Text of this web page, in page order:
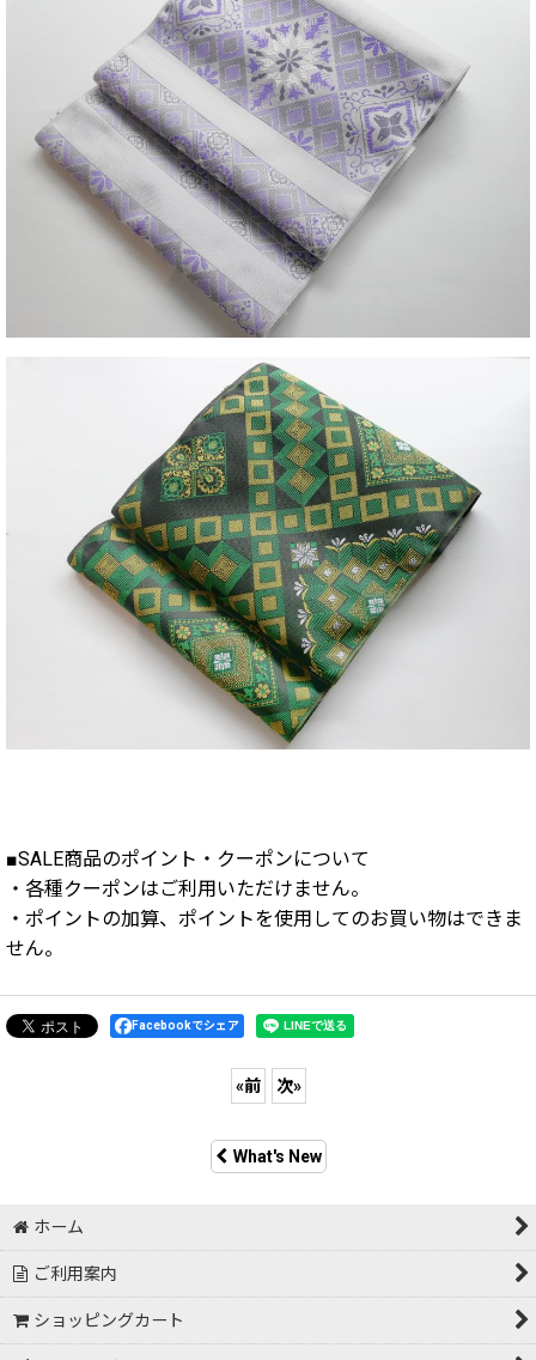
■SALE商品のポイント・クーポンについて
・各種クーポンはご利用いただけません。
・ポイントの加算、ポイントを使用してのお買い物はできま
せん。
Facebookでシェア
«前 次»
What's New
ホーム
ご利用案内
ショッピングカート